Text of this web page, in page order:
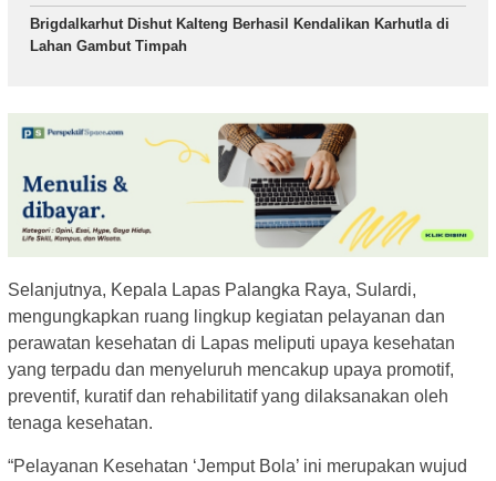
Brigdalkarhut Dishut Kalteng Berhasil Kendalikan Karhutla di
Lahan Gambut Timpah
Selanjutnya, Kepala Lapas Palangka Raya, Sulardi,
mengungkapkan ruang lingkup kegiatan pelayanan dan
perawatan kesehatan di Lapas meliputi upaya kesehatan
yang terpadu dan menyeluruh mencakup upaya promotif,
preventif, kuratif dan rehabilitatif yang dilaksanakan oleh
tenaga kesehatan.
“Pelayanan Kesehatan ‘Jemput Bola’ ini merupakan wujud